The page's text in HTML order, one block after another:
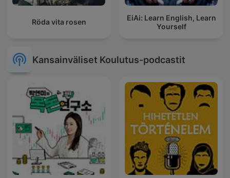
Röda vita rosen
EiAi: Learn English, Learn
Yourself
Kansainväliset Koulutus-podcastit